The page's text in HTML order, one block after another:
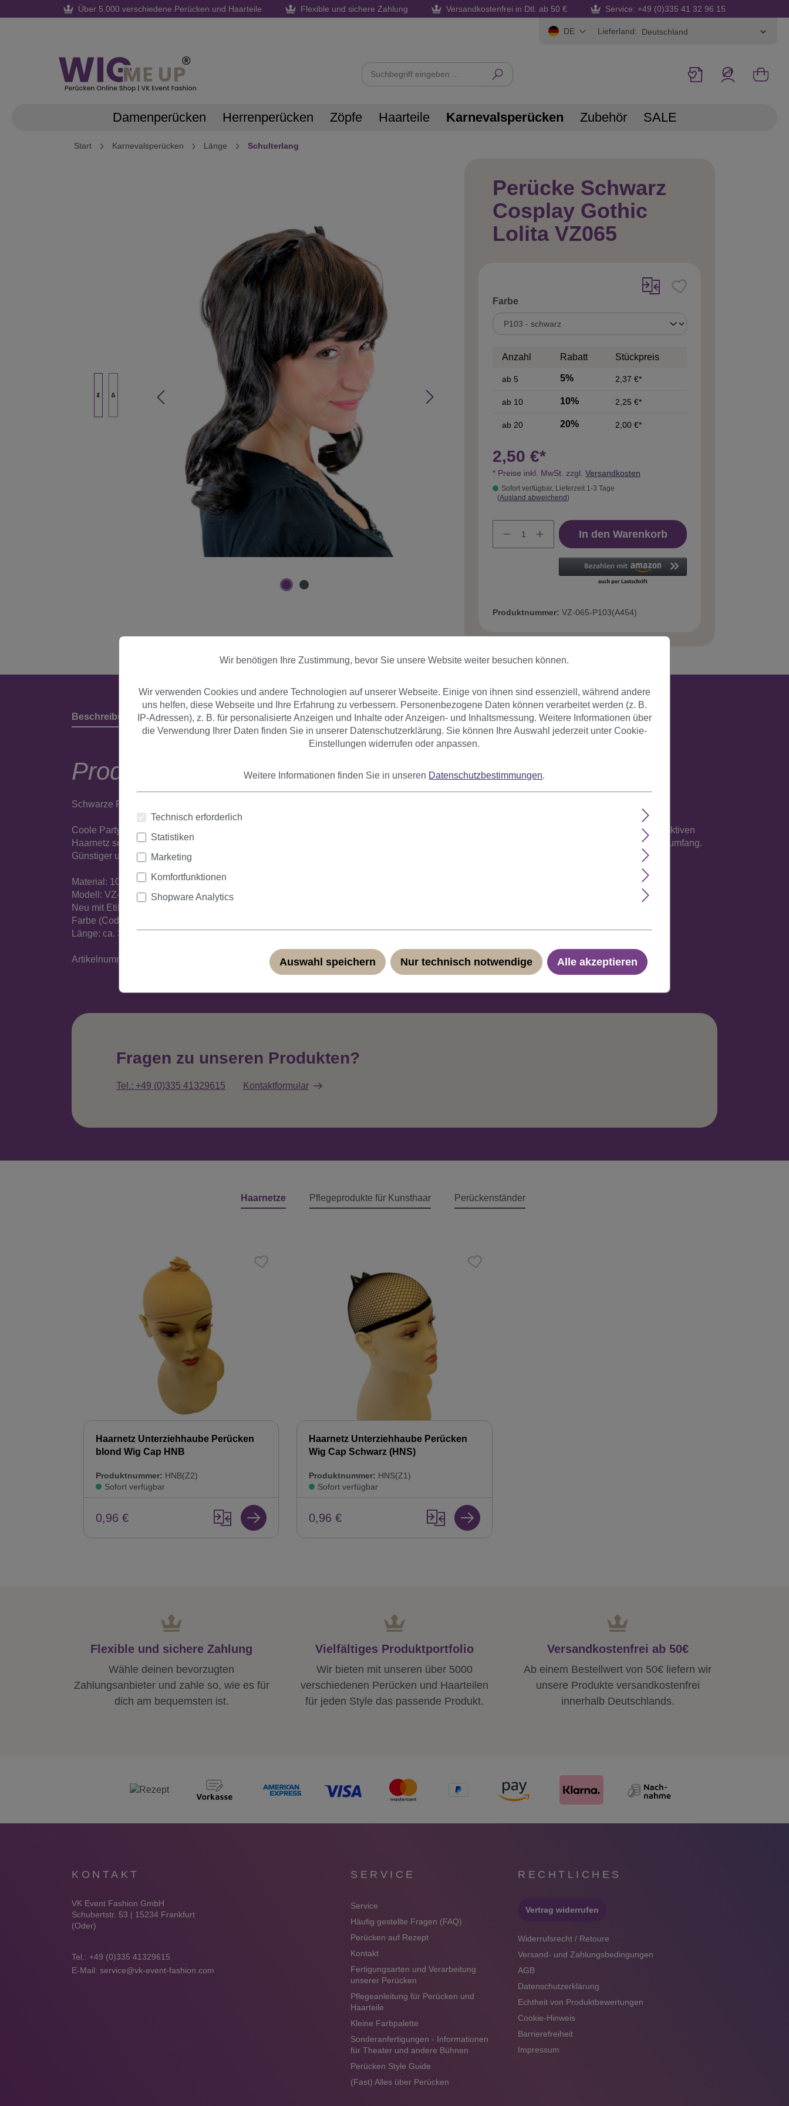
Zur Hauptnavigation springen
Über 5.000 verschiedene Perücken und Haarteile Flexible und sichere Zahlung Versandkostenfrei in Dtl. ab 50 € Service: +49 (0)335 41 32 96 15
DE Lieferland:
Damenperücken Herrenperücken Zöpfe Haarteile Karnevalsperücken Zubehör SALE
Start Karnevalsperücken Länge Schulterlang
Perücke Schwarz
Cosplay Gothic
Lolita VZ065
Farbeauswählen
Anzahl Rabatt Stückpreis
ab 5 5% 2,37 €*
ab 10 10% 2,25 €*
ab 20 20% 2,00 €*
2,50 €*
* Preise inkl. MwSt. zzgl. Versandkosten
Sofort verfügbar, Lieferzeit 1-3 Tage
(Ausland abweichend)
In den Warenkorb
Produktnummer: VZ-065-P103(A454)
Beschreibung Produktdetails & Hersteller Bewertungen
Produktbeschreibung
Schwarze Perücke mit langen Seitenzöpfen und kurz geschnittenen Nackenhaaren.
Coole Party-Perücke aus Kunstfaser, der Hingucker auf jeder Kostümparty! Das geringe Eigengewicht und die Verarbeitung auf einem atmungsaktiven
Haarnetz sorgen für ein angenehmes Tragegefühl. Durch das Haarnetz passt sich die Perücke jeder Kopfgrösse an, maximal jedoch 62 cm Kopfumfang.
Günstiger und diskreter Versand.
Material: 100% Polyester
Modell: VZ-065
Neu mit Etikett
Farbe (Code): Schwarz (P103)
Länge: ca. 35 cm
Artikelnummer: VZ-065-P103(A454)
Fragen zu unseren Produkten?
Tel.: +49 (0)335 41329615 Kontaktformular
Haarnetze Pflegeprodukte für Kunsthaar Perückenständer
Haarnetz Unterziehhaube Perücken
blond Wig Cap HNB
Produktnummer: HNB(Z2)
Sofort verfügbar
0,96 €
Haarnetz Unterziehhaube Perücken
Wig Cap Schwarz (HNS)
Produktnummer: HNS(Z1)
Sofort verfügbar
0,96 €
Flexible und sichere Zahlung
Wähle deinen bevorzugten
Zahlungsanbieter und zahle so, wie es für
dich am bequemsten ist.
Vielfältiges Produktportfolio
Wir bieten mit unseren über 5000
verschiedenen Perücken und Haarteilen
für jeden Style das passende Produkt.
Versandkostenfrei ab 50€
Ab einem Bestellwert von 50€ liefern wir
unsere Produkte versandkostenfrei
innerhalb Deutschlands.
KONTAKT
VK Event Fashion GmbH
Schubertstr. 53 | 15234 Frankfurt
(Oder)
Tel.: +49 (0)335 41329615
E-Mail: service@vk-event-fashion.com
SERVICE
Service
Häufig gestellte Fragen (FAQ)
Perücken auf Rezept
Kontakt
Fertigungsarten und Verarbeitung
unserer Perücken
Pflegeanleitung für Perücken und
Haarteile
Kleine Farbpalette
Sonderanfertigungen - Informationen
für Theater und andere Bühnen
Perücken Style Guide
(Fast) Alles über Perücken
RECHTLICHES
Vertrag widerrufen
Widerrufsrecht / Retoure
Versand- und Zahlungsbedingungen
AGB
Datenschutzerklärung
Echtheit von Produktbewertungen
Cookie-Hinweis
Barrierefreiheit
Impressum
Wir benötigen Ihre Zustimmung, bevor Sie unsere Website weiter besuchen können.
Wir verwenden Cookies und andere Technologien auf unserer Webseite. Einige von ihnen sind essenziell, während andere
uns helfen, diese Webseite und Ihre Erfahrung zu verbessern. Personenbezogene Daten können verarbeitet werden (z. B.
IP-Adressen), z. B. für personalisierte Anzeigen und Inhalte oder Anzeigen- und Inhaltsmessung. Weitere Informationen über
die Verwendung Ihrer Daten finden Sie in unserer Datenschutzerklärung. Sie können Ihre Auswahl jederzeit unter Cookie-
Einstellungen widerrufen oder anpassen.
Weitere Informationen finden Sie in unseren Datenschutzbestimmungen.
Technisch erforderlich
Statistiken
Marketing
Komfortfunktionen
Shopware Analytics
Auswahl speichern Nur technisch notwendige Alle akzeptieren